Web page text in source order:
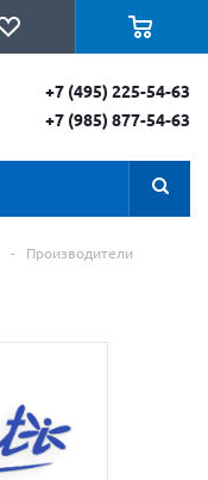
+7 (495) 225-54-63
+7 (985) 877-54-63
- Производители